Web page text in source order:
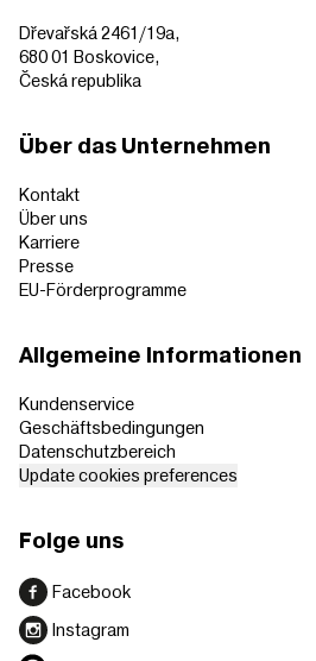
Dřevařská 2461/19a,
680 01 Boskovice,
Česká republika
Über das Unternehmen
Kontakt
Über uns
Karriere
Presse
EU-Förderprogramme
Allgemeine Informationen
Kundenservice
Geschäftsbedingungen
Datenschutzbereich
Update cookies preferences
Folge uns
Facebook
Instagram